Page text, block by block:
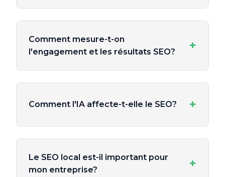
Comment mesure-t-on
l'engagement et les résultats SEO?
+
Comment l'IA affecte-t-elle le SEO? +
Le SEO local est-il important pour
mon entreprise?
+